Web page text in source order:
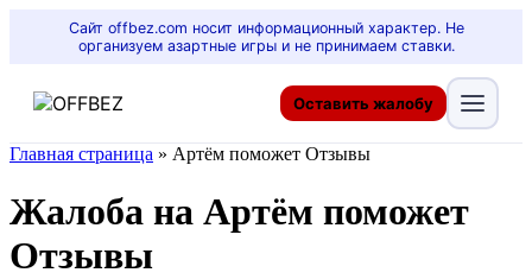
Сайт offbez.com носит информационный характер. Не
организуем азартные игры и не принимаем ставки.
Оставить жалобу
Главная страница » Артём поможет Отзывы
Жалоба на Артём поможет
Отзывы